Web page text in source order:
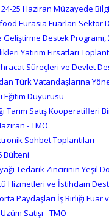
24-25 Haziran Müzayede
Eurasia Fuarları Sektör
Geliştirme Destek Programı,
Yatırım Fırsatları
Süreçleri ve Devlet
Türk Vatandaşlarına
Eğitim Duyurusu
Tarım Satış Kooperatifleri
- TMO
Sohbet Toplantıları
Bülteni
Tedarik Zincirinin Yeşil
Hizmetleri ve İstihdam
Paydaşları İş Birliği Fuar
Satışı - TMO